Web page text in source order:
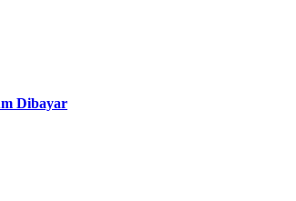
Dibayar